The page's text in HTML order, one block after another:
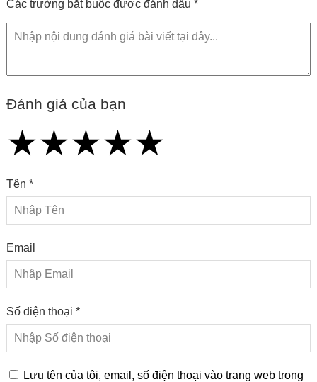
Các trường bắt buộc được đánh dấu *
Đánh giá của bạn
★
★★
★★★
★★★★
★★★★★
Tên *
Email
Số điện thoại *
Lưu tên của tôi, email, số điện thoại vào trang web trong